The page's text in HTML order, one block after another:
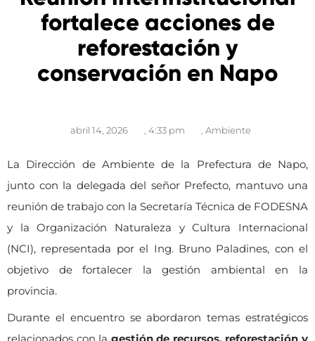
fortalece acciones de
reforestación y
conservación en Napo
abril 14, 2026 , 4:33 pm , Ambiente
La Dirección de Ambiente de la Prefectura de Napo,
junto con la delegada del señor Prefecto, mantuvo una
reunión de trabajo con la Secretaría Técnica de FODESNA
y la Organización Naturaleza y Cultura Internacional
(NCI), representada por el Ing. Bruno Paladines, con el
objetivo de fortalecer la gestión ambiental en la
provincia.
Durante el encuentro se abordaron temas estratégicos